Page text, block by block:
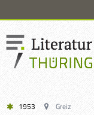
1953 Greiz